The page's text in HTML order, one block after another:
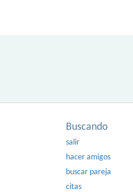
Buscando
salir
hacer amigos
buscar pareja
citas